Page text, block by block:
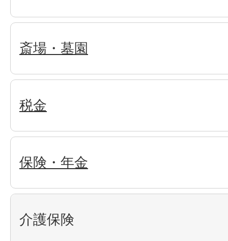
斎場・墓園
税金
保険・年金
介護保険